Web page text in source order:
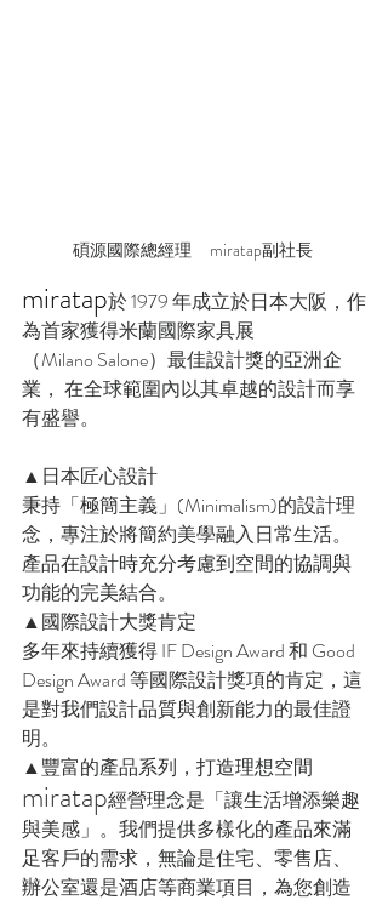
碩源國際總經理     miratap副社長
miratap於 1979 年成立於日本大阪，作
為首家獲得米蘭國際家具展
（Milano Salone）最佳設計獎的亞洲企
業， 在全球範圍內以其卓越的設計而享
有盛譽。
▲日本匠心設計
秉持「極簡主義」(Minimalism)的設計理
念，專注於將簡約美學融入日常生活。
產品在設計時充分考慮到空間的協調與
功能的完美結合。
▲國際設計大獎肯定
多年來持續獲得 IF Design Award 和 Good
Design Award 等國際設計獎項的肯定，這
是對我們設計品質與創新能力的最佳證
明。
▲豐富的產品系列，打造理想空間
miratap經營理念是「讓生活增添樂趣
與美感」。我們提供多樣化的產品來滿
足客戶的需求，無論是住宅、零售店、
辦公室還是酒店等商業項目，為您創造